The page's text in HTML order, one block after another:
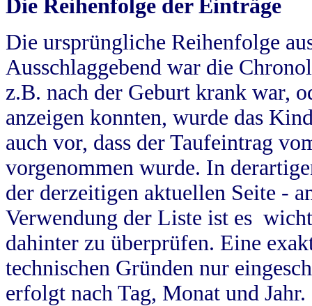
Die Reihenfolge der Einträge
Die ursprüngliche Reihenfolge
Ausschlaggebend war die
z.B. nach der Geburt krank war,
anzeigen konnten, wurde das
auch vor, dass der Taufeintrag
vorgenommen wurde. In
der derzeitigen aktuellen Seite -
Verwendung der Liste ist es
dahinter zu überprüfen. Eine
technischen Gründen nur
erfolgt nach Tag, Monat und Jahr.